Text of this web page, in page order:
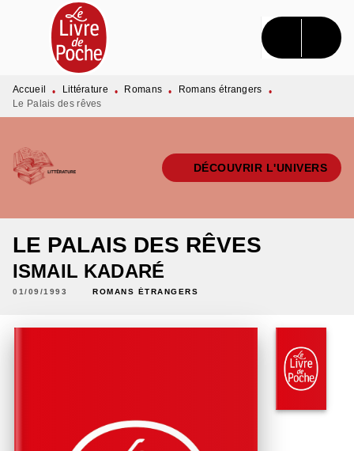
MENU RECHERCHE CONTENU
PIED DE PAGE
Accueil • Littérature • Romans • Romans étrangers
•
Le Palais des rêves
DÉCOUVRIR L'UNIVERS
LE PALAIS DES RÊVES
ISMAIL KADARÉ
01/09/1993 ROMANS ÉTRANGERS